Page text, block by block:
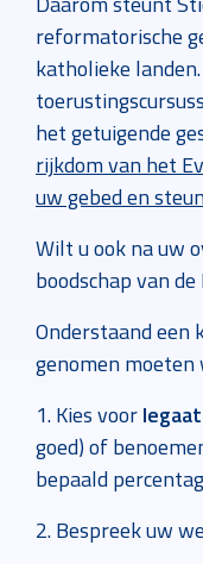
reformatorische
katholieke
het getuigende
rijkdom van het
uw gebed en
Wilt u ook na uw
boodschap van
Onderstaand een
genomen moeten
1. Kies voorlegaat
goed) of
bepaald
2. Bespreek uw